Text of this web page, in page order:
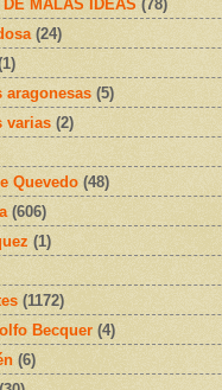
MALAS IDEAS (78)
(24)
aragonesas (5)
varias (2)
Quevedo (48)
(606)
(1)
(1172)
Becquer (4)
(6)